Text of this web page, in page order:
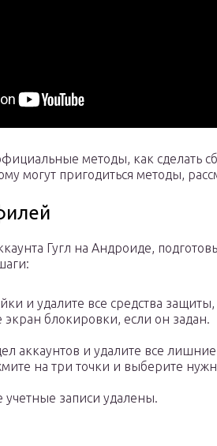
методы, как сделать
могут пригодиться методы,
Гугл на Андроиде,
и удалите все средства
блокировки, если он задан.
аккаунтов и удалите все
на три точки и выберите
учетные записи удалены.